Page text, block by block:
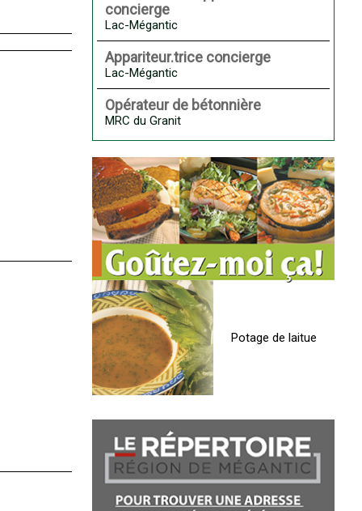
concierge
Lac-Mégantic
Appariteur.trice concierge
Lac-Mégantic
Opérateur de bétonnière
MRC du Granit
Potage de laitue